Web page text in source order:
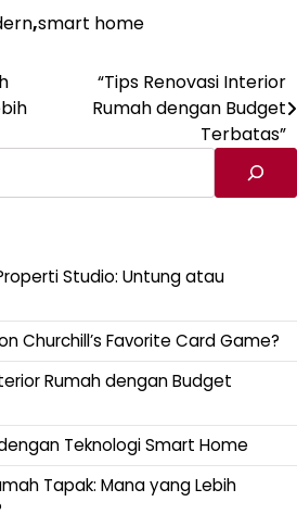
,smart home
“Tips Renovasi Interior
Rumah dengan Budget
Terbatas”
Studio: Untung atau
Churchill’s Favorite Card Game?
Rumah dengan Budget
Teknologi Smart Home
Tapak: Mana yang Lebih